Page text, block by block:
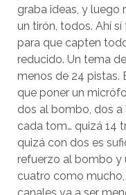
graba ideas, y luego
un tirón, todos. Ahí
para que capten
reducido. Un tema
menos de 24 pistas.
que poner un
dos al bombo, dos a
cada tom… quizá 14
quizá con dos es
refuerzo al bombo y
cuatro como